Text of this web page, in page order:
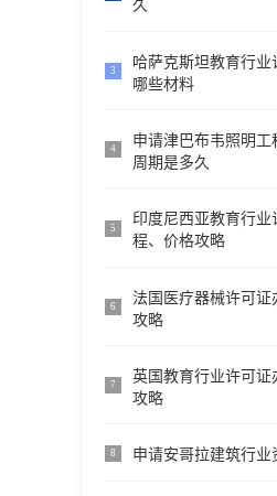
久
3
哈萨克斯坦教育行业
哪些材料
4
申请津巴布韦照明
周期是多久
5
印度尼西亚教育行业
程、价格攻略
6
法国医疗器械许可证
攻略
7
英国教育行业许可证
攻略
8 申请安哥拉建筑行业